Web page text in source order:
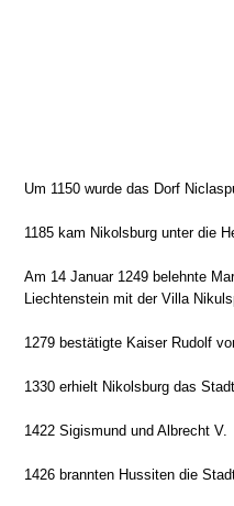
Um 1150 wurde das Dorf
1185 kam Nikolsburg unter die
Am 14 Januar 1249 belehnte
Liechtenstein mit der Villa
1279 bestätigte Kaiser Rudolf
1330 erhielt Nikolsburg das
1422 Sigismund und Albrecht V.
1426 brannten Hussiten die